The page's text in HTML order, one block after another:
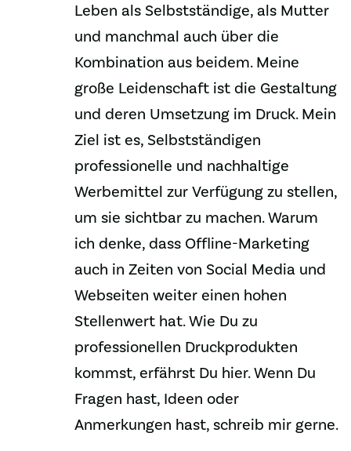
Leben als Selbstständige, als Mutter
und manchmal auch über die
Kombination aus beidem. Meine
große Leidenschaft ist die Gestaltung
und deren Umsetzung im Druck. Mein
Ziel ist es, Selbstständigen
professionelle und nachhaltige
Werbemittel zur Verfügung zu stellen,
um sie sichtbar zu machen. Warum
ich denke, dass Offline-Marketing
auch in Zeiten von Social Media und
Webseiten weiter einen hohen
Stellenwert hat. Wie Du zu
professionellen Druckprodukten
kommst, erfährst Du hier. Wenn Du
Fragen hast, Ideen oder
Anmerkungen hast, schreib mir gerne.